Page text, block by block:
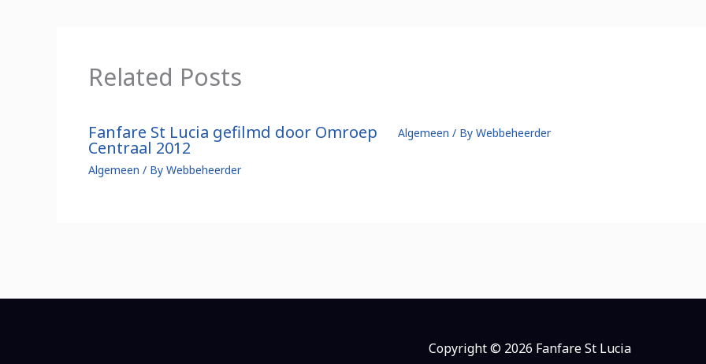
Related Posts
Fanfare St Lucia gefilmd door Omroep
Centraal 2012
Algemeen / By Webbeheerder
Algemeen / By Webbeheerder
Copyright © 2026 Fanfare St Lucia